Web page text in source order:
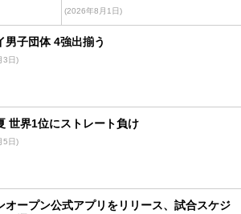
(2026年8月1日)
男子団体 4強出揃う
3日)
世界1位にストレート負け
5日)
オープン公式アプリをリリース、試合スケジ